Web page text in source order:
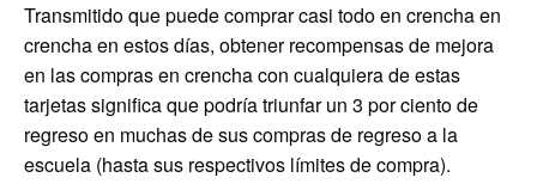
Transmitido que puede comprar casi todo en crencha en
crencha en estos días, obtener recompensas de mejora
en las compras en crencha con cualquiera de estas
tarjetas significa que podría triunfar un 3 por ciento de
regreso en muchas de sus compras de regreso a la
escuela (hasta sus respectivos límites de compra).